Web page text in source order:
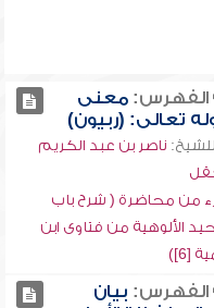
الفهرس:معنى
تعالى: (ربيون)
للشيخ: ناصر بن عبد الكريم
من محاضرة ( شرح باب
الألوهية من فتاوى ابن
[6])
الفهرس: بيان